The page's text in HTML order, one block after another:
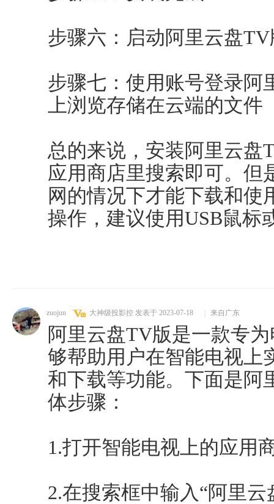
步骤六：启动阿里云盘TV
步骤七：使用账号登录阿
上浏览存储在云端的文件
总的来说，安装阿里云盘
应用商店里搜索即可。但
网的情况下才能下载和使
操作，建议使用USB鼠标
zuojun 大神级投影控 发表于 2023-07-18 来自广东
阿里云盘TV版是一款专
够帮助用户在智能电视上
和下载等功能。下面是阿
体步骤：
1.打开智能电视上的应用
2.在搜索框中输入“阿里